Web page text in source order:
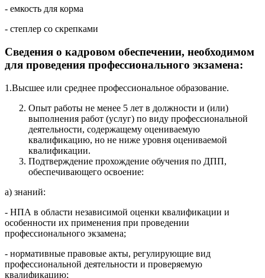
- емкость для корма
- степлер со скрепками
Сведения о кадровом обеспечении, необходимом
для проведения профессионального экзамена:
1.Высшее или среднее профессиональное образование.
Опыт работы не менее 5 лет в должности и (или)
выполнения работ (услуг) по виду профессиональной
деятельности, содержащему оцениваемую
квалификацию, но не ниже уровня оцениваемой
квалификации.
Подтверждение прохождение обучения по ДПП,
обеспечивающего освоение:
а) знаний:
- НПА в области независимой оценки квалификации и
особенности их применения при проведении
профессионального экзамена;
- нормативные правовые акты, регулирующие вид
профессиональной деятельности и проверяемую
квалификацию;